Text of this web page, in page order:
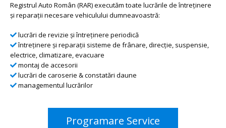
Registrul Auto Român (RAR) executăm toate lucrările de întreținere
și reparații necesare vehiculului dumneavoastră:
lucrări de revizie și întreținere periodică
întreținere şi reparaţii sisteme de frânare, direcție, suspensie,
electrice, climatizare, evacuare
montaj de accesorii
lucrări de caroserie & constatări daune
managementul lucrărilor
Programare Service